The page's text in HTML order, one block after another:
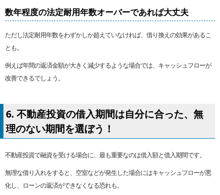
数年程度の法定耐用年数オーバーであれば大丈夫
ただし法定耐用年数をわずかしか超えていなければ、借り換えの効果があるこ
とも。
例えば年間の返済金額が大きく減少するような場合では、キャッシュフローが
改善できるでしょう。
6. 不動産投資の借入期間は自分に合った、無
理のない期間を選ぼう！
不動産投資で融資を受ける場合に、最も重要なのは借入額と借入期間です。
無理な借り入れをすると、空室などが発生した場合にはキャッシュフローが悪
化し、ローンの返済ができなくなる恐れも。